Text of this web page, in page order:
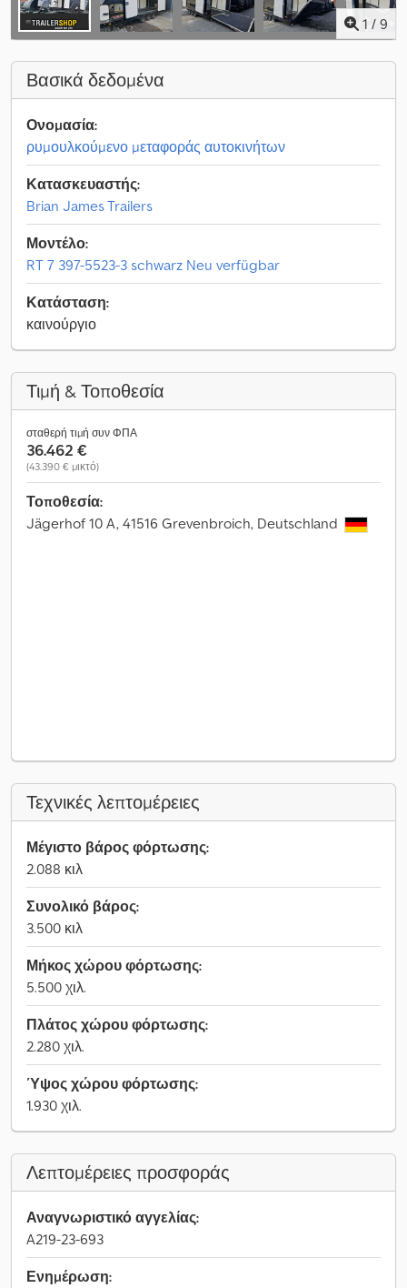
1 / 9
Βασικά δεδομένα
Ονομασία:
ρυμουλκούμενο μεταφοράς αυτοκινήτων
Κατασκευαστής:
Brian James Trailers
Μοντέλο:
RT 7 397-5523-3 schwarz Neu verfügbar
Κατάσταση:
καινούργιο
Τιμή & Τοποθεσία
σταθερή τιμή συν ΦΠΑ
36.462 €
(43.390 € μικτό)
Τοποθεσία:
Jägerhof 10 A, 41516 Grevenbroich, Deutschland
Τεχνικές λεπτομέρειες
Μέγιστο βάρος φόρτωσης:
2.088 κιλ
Συνολικό βάρος:
3.500 κιλ
Μήκος χώρου φόρτωσης:
5.500 χιλ.
Πλάτος χώρου φόρτωσης:
2.280 χιλ.
Ύψος χώρου φόρτωσης:
1.930 χιλ.
Λεπτομέρειες προσφοράς
Αναγνωριστικό αγγελίας:
A219-23-693
Ενημέρωση: